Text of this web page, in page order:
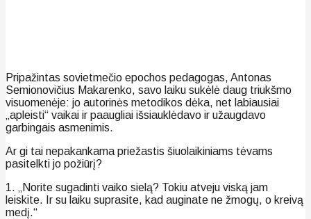
Pripažintas sovietmečio epochos pedagogas, Antonas
Semionovičius Makarenko, savo laiku sukėlė daug triukšmo
visuomenėje: jo autorinės metodikos dėka, net labiausiai
„apleisti“ vaikai ir paaugliai išsiauklėdavo ir užaugdavo
garbingais asmenimis.
Ar gi tai nepakankama priežastis šiuolaikiniams tėvams
pasitelkti jo požiūrį?
1. „Norite sugadinti vaiko sielą? Tokiu atveju viską jam
leiskite. Ir su laiku suprasite, kad auginate ne žmogų, o kreivą
medį.“